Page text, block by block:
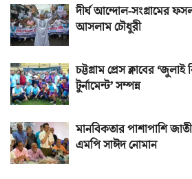
দীর্ঘ আন্দোল-সংগ্রামের
আসলাম চৌধুরী
চট্টগ্রাম প্রেস ক্লাবের
টুর্নামেন্ট’ সম্পন্ন
মানবিকতার পাশাপাশি
এমপি সাঈদ নোমান